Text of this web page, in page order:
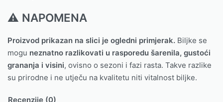
⚠️ NAPOMENA
Proizvod prikazan na slici je ogledni primjerak. Biljke se
mogu neznatno razlikovati u rasporedu šarenila, gustoći
grananja i visini, ovisno o sezoni i fazi rasta. Takve razlike
su prirodne i ne utječu na kvalitetu niti vitalnost biljke.
Recenzije (0)